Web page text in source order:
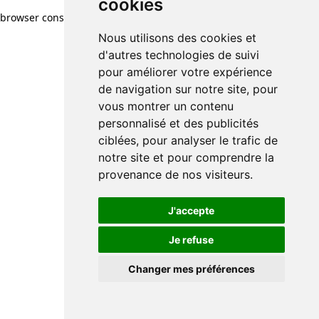
cookies
Nous utilisons des cookies et
d'autres technologies de suivi
pour améliorer votre expérience
de navigation sur notre site, pour
vous montrer un contenu
personnalisé et des publicités
ciblées, pour analyser le trafic de
notre site et pour comprendre la
provenance de nos visiteurs.
J'accepte
Je refuse
Changer mes préférences
browser console for more information)